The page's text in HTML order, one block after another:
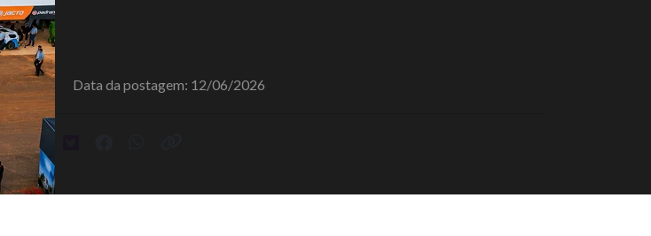
Data da postagem: 12/06/2026